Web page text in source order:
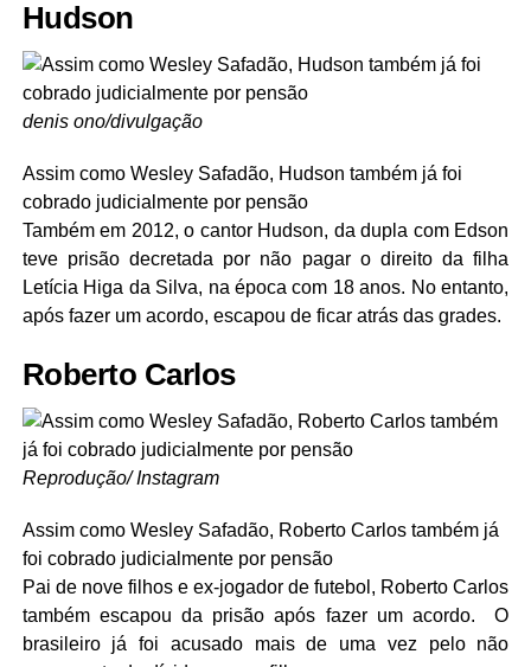
Hudson
denis ono/divulgação
Assim como Wesley Safadão, Hudson também já foi
cobrado judicialmente por pensão
Também em 2012, o cantor Hudson, da dupla com Edson
teve prisão decretada por não pagar o direito da filha
Letícia Higa da Silva, na época com 18 anos. No entanto,
após fazer um acordo, escapou de ficar atrás das grades.
Roberto Carlos
Reprodução/ Instagram
Assim como Wesley Safadão, Roberto Carlos também já
foi cobrado judicialmente por pensão
Pai de nove filhos e ex-jogador de futebol, Roberto Carlos
também escapou da prisão após fazer um acordo. O
brasileiro já foi acusado mais de uma vez pelo não